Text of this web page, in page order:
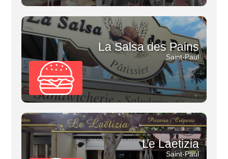
La Salsa des Pains
Saint-Paul
Le Laetizia
Saint-Paul